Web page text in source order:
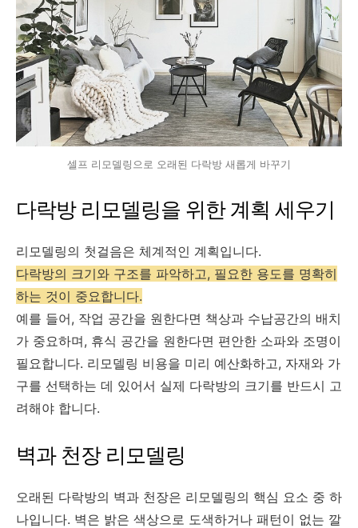
셀프 리모델링으로 오래된 다락방 새롭게 바꾸기
다락방 리모델링을 위한 계획 세우기
리모델링의 첫걸음은 체계적인 계획입니다.
다락방의 크기와 구조를 파악하고, 필요한 용도를 명확히
하는 것이 중요합니다.
예를 들어, 작업 공간을 원한다면 책상과 수납공간의 배치
가 중요하며, 휴식 공간을 원한다면 편안한 소파와 조명이
필요합니다. 리모델링 비용을 미리 예산화하고, 자재와 가
구를 선택하는 데 있어서 실제 다락방의 크기를 반드시 고
려해야 합니다.
벽과 천장 리모델링
오래된 다락방의 벽과 천장은 리모델링의 핵심 요소 중 하
나입니다. 벽은 밝은 색상으로 도색하거나 패턴이 없는 깔